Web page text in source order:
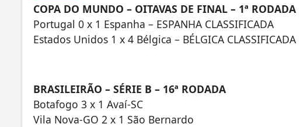
COPA DO MUNDO – OITAVAS DE FINAL – 1ª RODADA
Portugal 0 x 1 Espanha – ESPANHA CLASSIFICADA
Estados Unidos 1 x 4 Bélgica – BÉLGICA CLASSIFICADA
BRASILEIRÃO – SÉRIE B – 16ª RODADA
Botafogo 3 x 1 Avaí-SC
Vila Nova-GO 2 x 1 São Bernardo